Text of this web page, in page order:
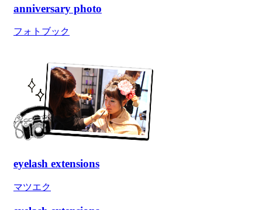
anniversary photo
フォトブック
eyelash extensions
マツエク